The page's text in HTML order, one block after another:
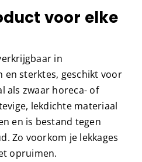
voor elke
in
en sterktes, geschikt voor
als zwaar horeca- of
lekdichte materiaal
en is bestand tegen
Zo voorkom je lekkages
opruimen.